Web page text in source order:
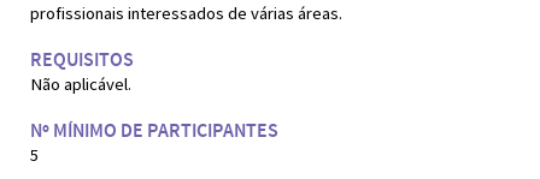
profissionais interessados de várias áreas.
REQUISITOS
Não aplicável.
Nº MÍNIMO DE PARTICIPANTES
5